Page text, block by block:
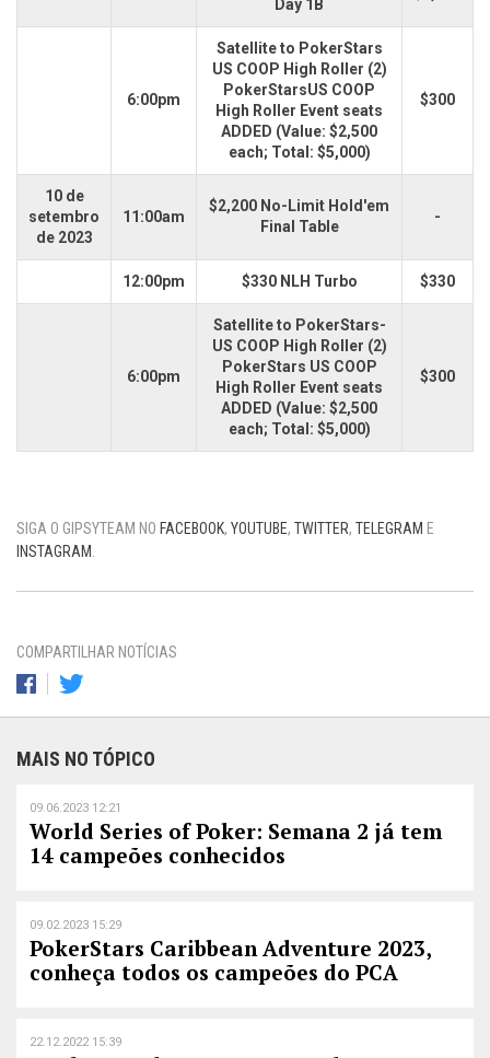
Day 1B
6:00pm
Satellite to PokerStars
US COOP High Roller (2)
PokerStarsUS COOP
High Roller Event seats
ADDED (Value: $2,500
each; Total: $5,000)
$300
10 de
setembro
de 2023
11:00am
$2,200 No-Limit Hold'em
Final Table
-
12:00pm $330 NLH Turbo $330
6:00pm
Satellite to PokerStars-
US COOP High Roller (2)
PokerStars US COOP
High Roller Event seats
ADDED (Value: $2,500
each; Total: $5,000)
$300
SIGA O GIPSYTEAM NO FACEBOOK, YOUTUBE, TWITTER, TELEGRAM E
INSTAGRAM
COMPARTILHAR NOTÍCIAS
MAIS NO TÓPICO
09.06.2023 12:21
World Series of Poker: Semana 2 já tem
14 campeões conhecidos
09.02.2023 15:29
PokerStars Caribbean Adventure 2023,
conheça todos os campeões do PCA
22.12.2022 15:39